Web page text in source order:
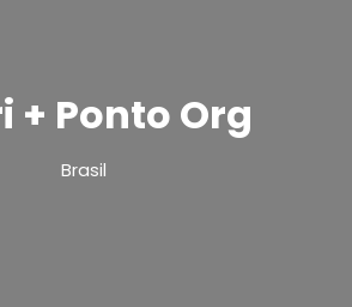
+ Ponto Org
Brasil